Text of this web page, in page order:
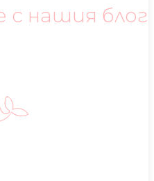
с нашия блог